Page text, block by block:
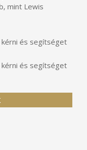
mint Lewis
és segítséget
és segítséget